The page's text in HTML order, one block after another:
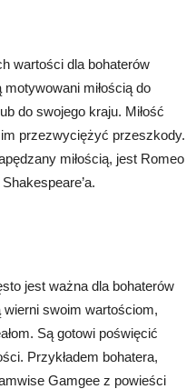
wartości dla bohaterów
miłością do
do swojego kraju. Miłość
im przezwyciężyć przeszkody.
miłością, jest Romeo
jest ważna dla bohaterów
swoim wartościom,
Są gotowi poświęcić
Przykładem bohatera,
Gamgee z powieści